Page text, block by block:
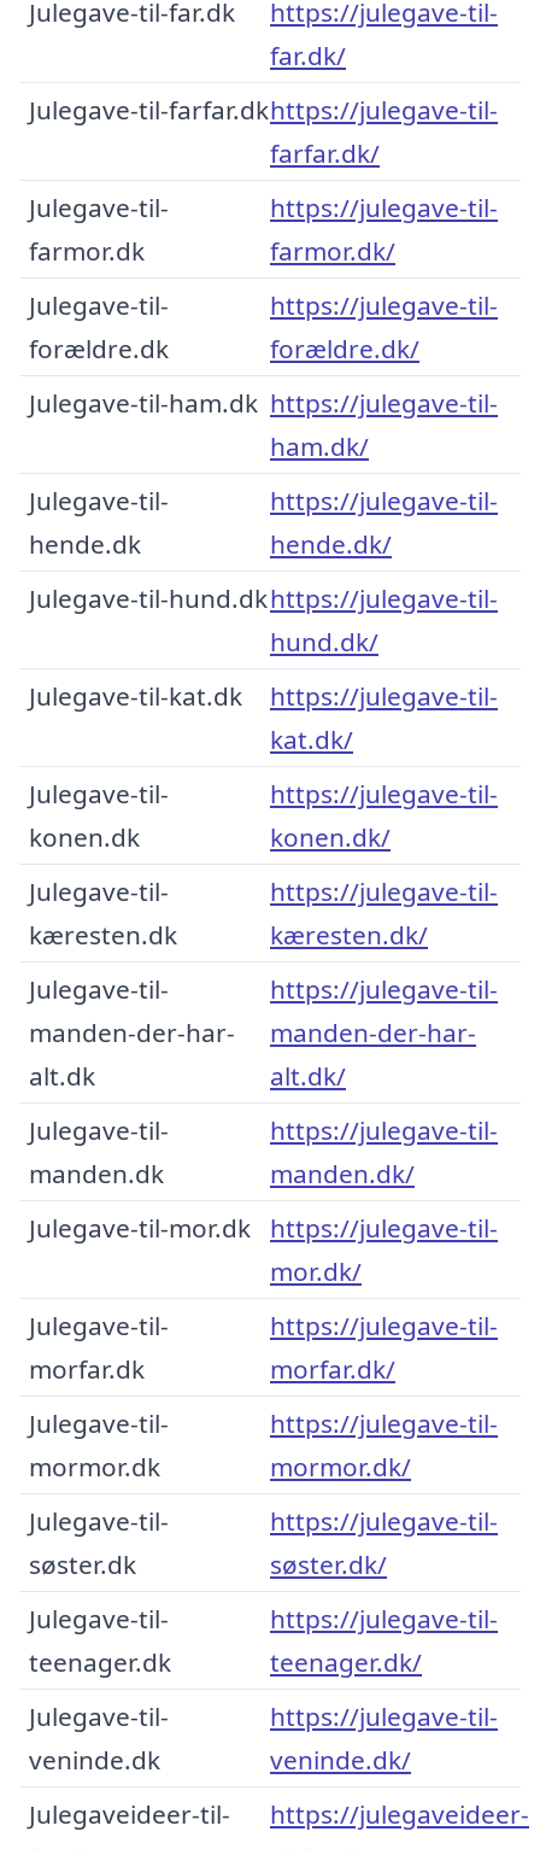
Julegave-til-far.dk
https://julegave-til-
far.dk/
Julegave-til-farfar.dkhttps://julegave-til-
farfar.dk/
Julegave-til-
farmor.dk
https://julegave-til-
farmor.dk/
Julegave-til-
forældre.dk
https://julegave-til-
forældre.dk/
Julegave-til-ham.dk https://julegave-til-
ham.dk/
Julegave-til-
hende.dk
https://julegave-til-
hende.dk/
Julegave-til-hund.dkhttps://julegave-til-
hund.dk/
Julegave-til-kat.dk
https://julegave-til-
kat.dk/
Julegave-til-
konen.dk
https://julegave-til-
konen.dk/
Julegave-til-
kæresten.dk
https://julegave-til-
kæresten.dk/
Julegave-til-
manden-der-har-
alt.dk
https://julegave-til-
manden-der-har-
alt.dk/
Julegave-til-
manden.dk
https://julegave-til-
manden.dk/
Julegave-til-mor.dk
https://julegave-til-
mor.dk/
Julegave-til-
morfar.dk
https://julegave-til-
morfar.dk/
Julegave-til-
mormor.dk
https://julegave-til-
mormor.dk/
Julegave-til-
søster.dk
https://julegave-til-
søster.dk/
Julegave-til-
teenager.dk
https://julegave-til-
teenager.dk/
Julegave-til-
veninde.dk
https://julegave-til-
veninde.dk/
Julegaveideer-til-
https://julegaveideer-